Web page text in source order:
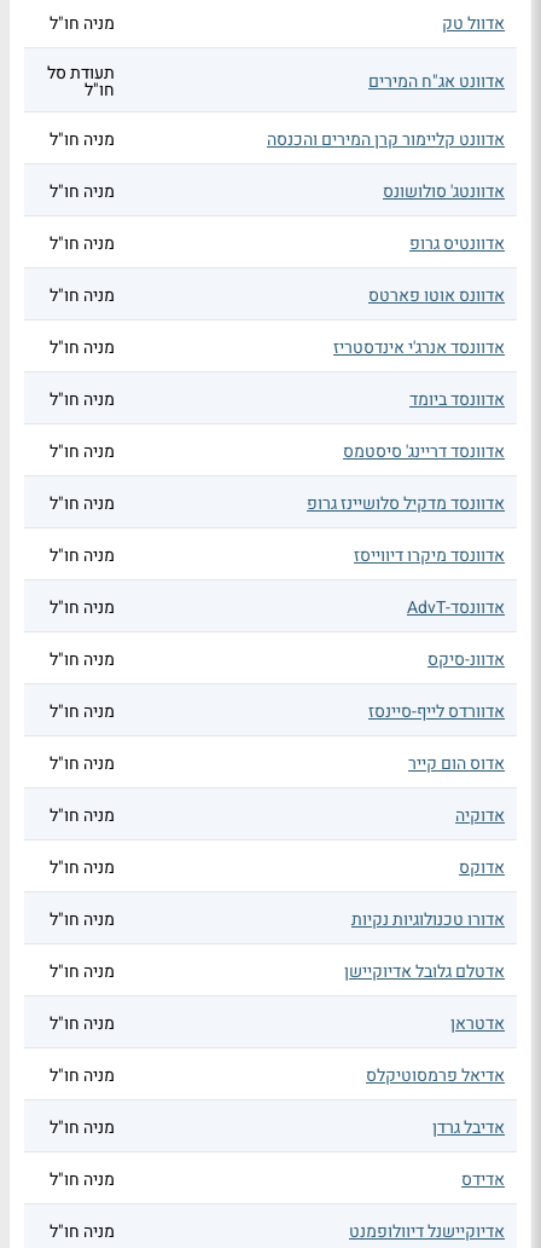
אדוול טק מניה חו"ל
אדוונט אג"ח המירים תעודת סל
חו"ל
אדוונט קליימור קרן המירים והכנסה
מניה חו"ל
אדוונטג' סולושונס מניה חו"ל
אדוונטיס גרופ מניה חו"ל
אדוונס אוטו פארטס מניה חו"ל
אדוונסד אנרג'י אינדסטריז מניה חו"ל
אדוונסד ביומד מניה חו"ל
אדוונסד דריינג' סיסטמס מניה חו"ל
אדוונסד מדקיל סלושיינז גרופ מניה חו"ל
אדוונסד מיקרו דיווייסז מניה חו"ל
אדוונסד-AdvT מניה חו"ל
אדוונ-סיקס מניה חו"ל
אדוורדס לייף-סיינסז מניה חו"ל
אדוס הום קייר מניה חו"ל
אדוקיה מניה חו"ל
אדוקס מניה חו"ל
אדורו טכנולוגיות נקיות מניה חו"ל
אדטלם גלובל אדיוקיישן מניה חו"ל
אדטראן מניה חו"ל
אדיאל פרמסוטיקלס מניה חו"ל
אדיבל גרדן מניה חו"ל
אדידס מניה חו"ל
אדיוקיישנל דיוולופמנט מניה חו"ל